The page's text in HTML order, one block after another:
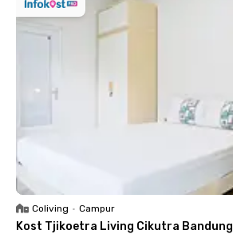
Coliving • Campur
Kost Tjikoetra Living Cikutra Bandung